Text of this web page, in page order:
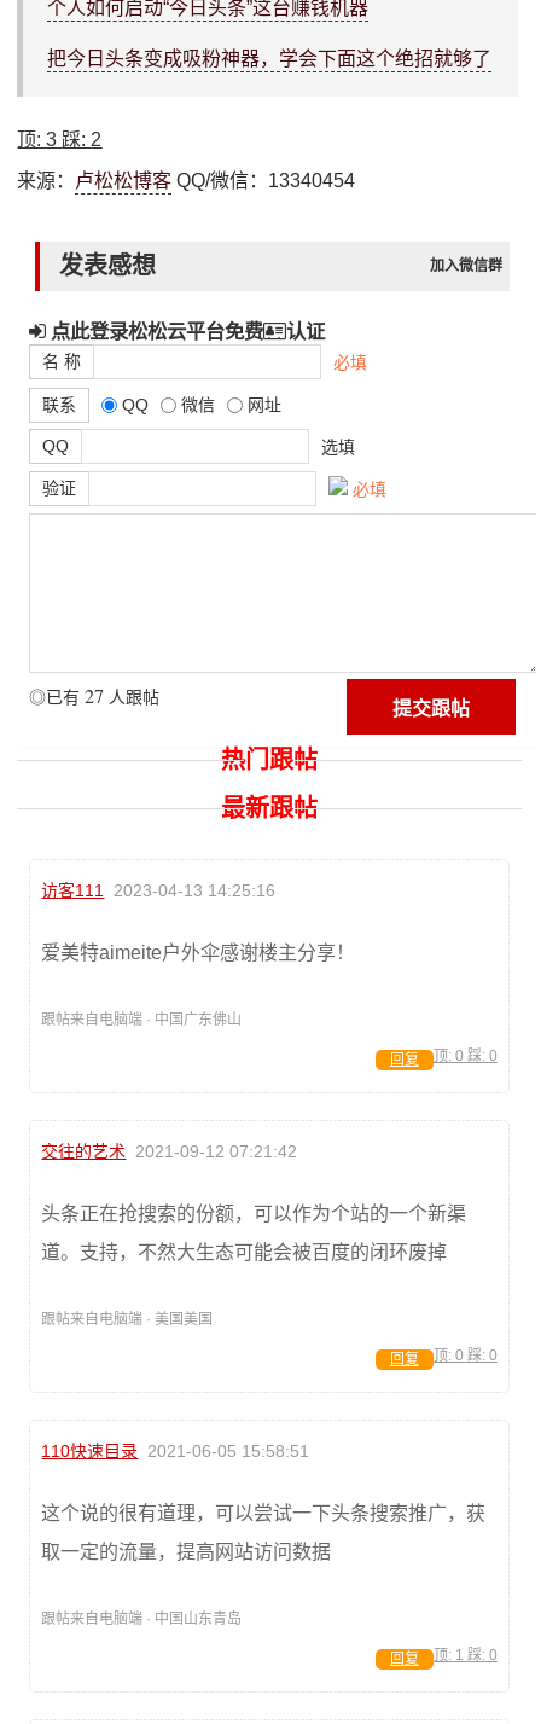
个人如何启动“今日头条”这台赚钱机器
把今日头条变成吸粉神器，学会下面这个绝招就够了
顶:3 踩: 2
来源： 卢松松博客 QQ/微信：13340454
发表感想 加入微信群
点此登录松松云平台免费 认证
名 称 必填
联系 QQ 微信 网址
QQ 选填
验证 必填
◎已有 27 人跟帖
热门跟帖
最新跟帖
访客111 2023-04-13 14:25:16
爱美特aimeite户外伞感谢楼主分享！
跟帖来自电脑端 · 中国广东佛山
顶: 0 踩: 0
回复
交往的艺术 2021-09-12 07:21:42
头条正在抢搜索的份额，可以作为个站的一个新渠
道。支持，不然大生态可能会被百度的闭环废掉
跟帖来自电脑端 · 美国美国
顶: 0 踩: 0
回复
110快速目录 2021-06-05 15:58:51
这个说的很有道理，可以尝试一下头条搜索推广，获
取一定的流量，提高网站访问数据
跟帖来自电脑端 · 中国山东青岛
顶: 1 踩: 0
回复